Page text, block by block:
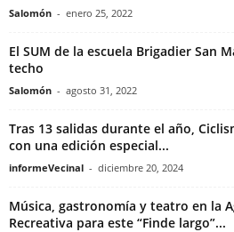
Salomón - enero 25, 2022
El SUM de la escuela Brigadier San
techo
Salomón - agosto 31, 2022
Tras 13 salidas durante el año,
con una edición especial...
informeVecinal - diciembre 20, 2024
Música, gastronomía y teatro en la
Recreativa para este “Finde largo”...